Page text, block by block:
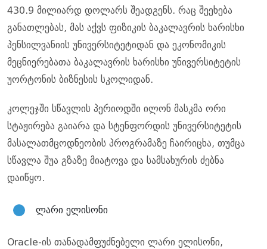
430.9 მილიარდ დოლარს შეადგენს. რაც შეეხება
განათლებას, მას აქვს ფიზიკის ბაკალავრის ხარისხი
პენსილვანიის უნივერსიტეტიდან და ეკონომიკის
მეცნიერებათა ბაკალავრის ხარისხი უნივერსიტეტის
უორტონის ბიზნესის სკოლიდან.
კოლეჯში სწავლის პერიოდში ილონ მასკმა ორი
სტაჟირება გაიარა და სტენფორდის უნივერსიტეტის
მასალათმცოდნეობის პროგრამაზე ჩაირიცხა, თუმცა
სწავლა შუა გზაზე მიატოვა და სამსახურის ძებნა
დაიწყო.
ლარი ელისონი
Oracle-ის თანადამფუძნებელი ლარი ელისონი,